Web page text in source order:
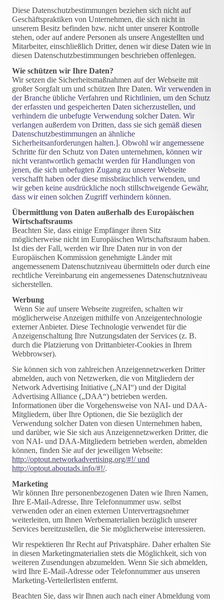
Diese Datenschutzbestimmungen beziehen sich nicht auf
Geschäftspraktiken von Unternehmen, die sich nicht in
unserem Besitz befinden bzw. nicht unter unserer Kontrolle
stehen, oder auf andere Personen als unsere Angestellten und
Mitarbeiter, einschließlich Dritter, denen wir diese Daten wie in
diesen Datenschutzbestimmungen beschrieben offenlegen.
Wie schützen wir Ihre Daten?
Wir setzen die Sicherheitsmaßnahmen auf der Webseite mit
großer Sorgfalt um und schützen Ihre Daten. Wir verwenden in
der Branche übliche Verfahren und Richtlinien, um den Schutz
der erfassten und gespeicherten Daten sicherzustellen, und
verhindern die unbefugte Verwendung solcher Daten. Wir
verlangen außerdem von Dritten, dass sie sich gemäß diesen
Datenschutzbestimmungen an ähnliche
Sicherheitsanforderungen halten.]. Obwohl wir angemessene
Schritte für den Schutz von Daten unternehmen, können wir
nicht verantwortlich gemacht werden für Handlungen von
jenen, die sich unbefugten Zugang zu unserer Webseite
verschafft haben oder diese missbräuchlich verwenden, und
wir geben keine ausdrückliche noch stillschweigende Gewähr,
dass wir einen solchen Zugriff verhindern können.
Übermittlung von Daten außerhalb des Europäischen
Wirtschaftsraums
Beachten Sie, dass einige Empfänger ihren Sitz
möglicherweise nicht im Europäischen Wirtschaftsraum haben.
Ist dies der Fall, werden wir Ihre Daten nur in von der
Europäischen Kommission genehmigte Länder mit
angemessenem Datenschutzniveau übermitteln oder durch eine
rechtliche Vereinbarung ein angemessenes Datenschutzniveau
sicherstellen.
Werbung
Wenn Sie auf unsere Webseite zugreifen, schalten wir
möglicherweise Anzeigen mithilfe von Anzeigentechnologie
externer Anbieter. Diese Technologie verwendet für die
Anzeigenschaltung Ihre Nutzungsdaten der Services (z. B.
durch die Platzierung von Drittanbieter-Cookies in Ihrem
Webbrowser).
Sie können sich von zahlreichen Anzeigennetzwerken Dritter
abmelden, auch von Netzwerken, die von Mitgliedern der
Network Advertising Initiative („NAI“) und der Digital
Advertising Alliance („DAA“) betrieben werden.
Informationen über die Vorgehensweise von NAI- und DAA-
Mitgliedern, über Ihre Optionen, die Sie bezüglich der
Verwendung solcher Daten von diesen Unternehmen haben,
und darüber, wie Sie sich aus Anzeigennetzwerken Dritter, die
von NAI- und DAA-Mitgliedern betrieben werden, abmelden
können, finden Sie auf der jeweiligen Webseite:
http://optout.networkadvertising.org/#!/ und
http://optout.aboutads.info/#!/.
Marketing
Wir können Ihre personenbezogenen Daten wie Ihren Namen,
Ihre E-Mail-Adresse, Ihre Telefonnummer usw. selbst
verwenden oder an einen externen Untervertragsnehmer
weiterleiten, um Ihnen Werbematerialien bezüglich unserer
Services bereitzustellen, die Sie möglicherweise interessieren.
Wir respektieren Ihr Recht auf Privatsphäre. Daher erhalten Sie
in diesen Marketingmaterialien stets die Möglichkeit, sich von
weiteren Zusendungen abzumelden. Wenn Sie sich abmelden,
wird Ihre E-Mail-Adresse oder Telefonnummer aus unseren
Marketing-Verteilerlisten entfernt.
Beachten Sie, dass wir Ihnen auch nach einer Abmeldung vom